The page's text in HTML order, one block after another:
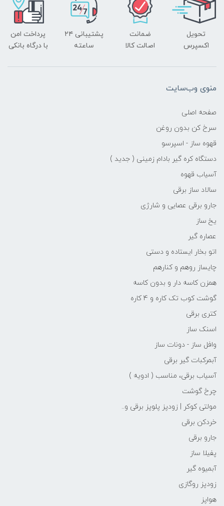
تحویل
اکسپرس
ضمانت
اصالت کالا
پشتیبانی ۲۴
ساعته
پرداخت امن
با درگاه بانکی
منوی وب‌سایت
صفحه اصلی
سرخ کن بدون روغن
قهوه ساز - اسپرسو
دستگاه کره گیر بادام زمینی ( جدید )
آسیاب قهوه
سالاد ساز برقی
جارو برقی عصایی و شارژی
یخ ساز
عصاره گیر
اتو بخار ایستاده و دستی
چایساز روهم و کنارهم
همزن کاسه دار و بدون کاسه
گوشت کوب تک کاره و 4 کاره
کتری برقی
اسنک ساز
وافل ساز - دونات ساز
آبمرکبات گیر برقی
آسیاب برقی، مناسب ( ادویه )
چرخ گوشت
مولتی کوکر | زودپز پلوپز برقی و..
خردکن برقی
جارو برقی
پفیلا ساز
آبمیوه گیر
زودپز روگازی
هواپز